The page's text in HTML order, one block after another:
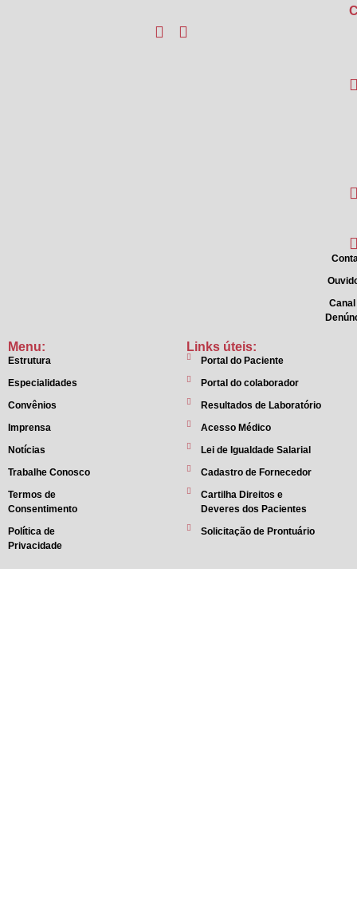
Canal
Menu:
Estrutura
Especialidades
Convênios
Imprensa
Notícias
Trabalhe Conosco
Termos de
Consentimento
Política de
Privacidade
Links úteis:
Portal do Paciente
Portal do colaborador
Resultados de Laboratório
Acesso Médico
Lei de Igualdade Salarial
Cadastro de Fornecedor
Cartilha Direitos e
Deveres dos Pacientes
Solicitação de Prontuário